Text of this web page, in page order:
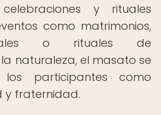
y rituales
como matrimonios,
o rituales de
naturaleza, el masato se
participantes como
y fraternidad.